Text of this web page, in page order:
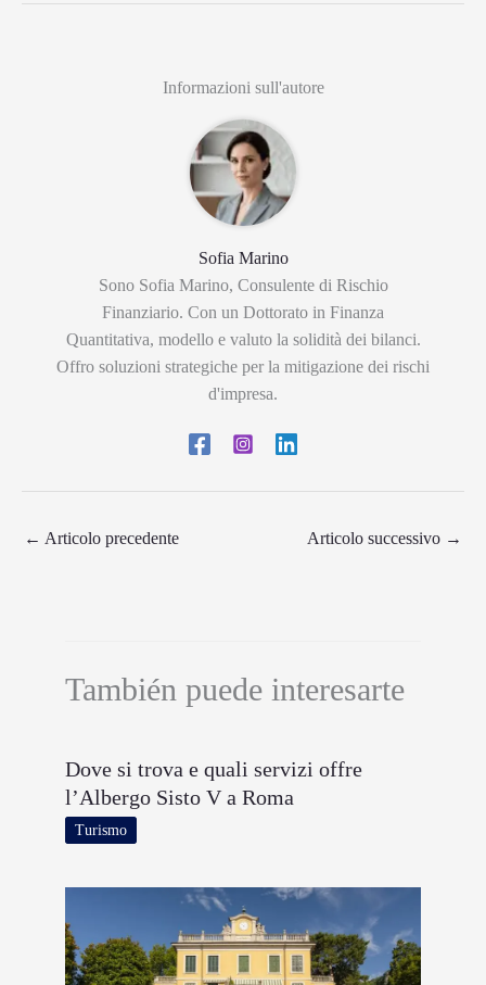
Informazioni sull'autore
Sofia Marino
Sono Sofia Marino, Consulente di Rischio
Finanziario. Con un Dottorato in Finanza
Quantitativa, modello e valuto la solidità dei bilanci.
Offro soluzioni strategiche per la mitigazione dei rischi
d'impresa.
← Articolo precedente Articolo successivo →
También puede interesarte
Dove si trova e quali servizi offre
l’Albergo Sisto V a Roma
Turismo